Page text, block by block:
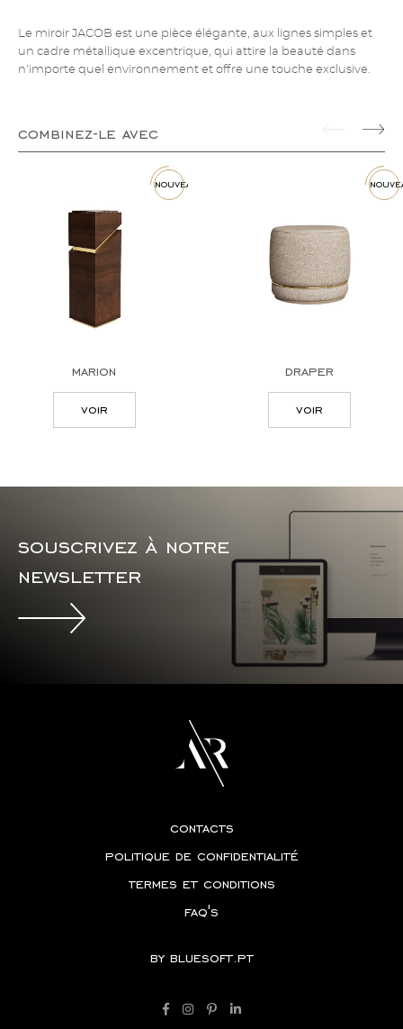
Le miroir JACOB est une pièce élégante, aux lignes simples et
un cadre métallique excentrique, qui attire la beauté dans
n'importe quel environnement et offre une touche exclusive.
combinez-le avec
nouveau
marion
voir
draper
voir
souscrivez à notre
newsletter
contacts
politique de confidentialité
termes et conditions
faq's
by bluesoft.pt